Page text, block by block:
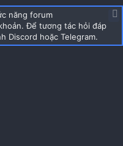
năng forum
Để tương tác hỏi đáp
Discord hoặc Telegram.